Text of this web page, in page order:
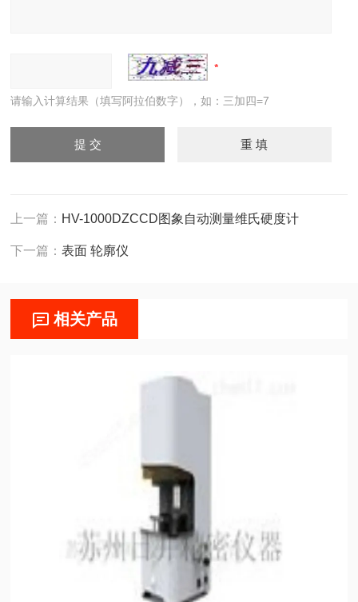
请输入计算结果（填写阿拉伯数字），如：三加四=7
上一篇： HV-1000DZCCD图象自动测量维氏硬度计
下一篇：表面 轮廓仪
相关产品